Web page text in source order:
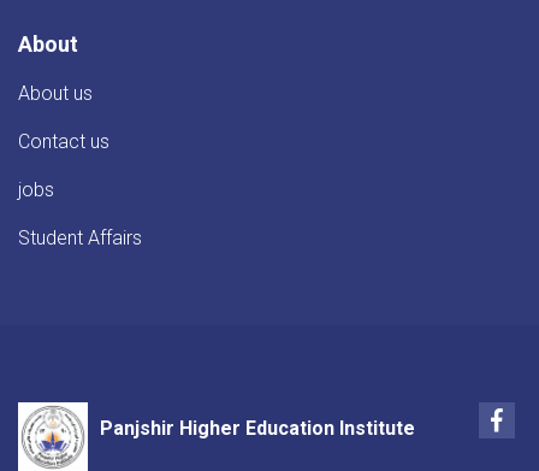
About
About us
Contact us
jobs
Student Affairs
Panjshir Higher Education Institute